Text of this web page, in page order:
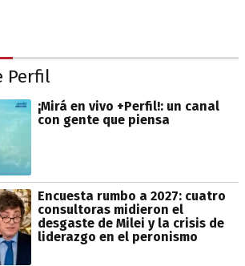
Perfil
¡Mirá en vivo +Perfil!: un canal
con gente que piensa
Encuesta rumbo a 2027: cuatro
consultoras midieron el
desgaste de Milei y la crisis de
liderazgo en el peronismo